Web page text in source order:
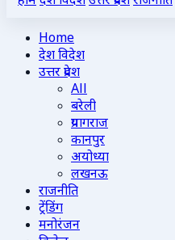
Home
देश विदेश
उत्तर प्रदेश
All
बरेली
प्रयागराज
कानपुर
अयोध्या
लखनऊ
राजनीति
ट्रेंडिंग
मनोरंजन